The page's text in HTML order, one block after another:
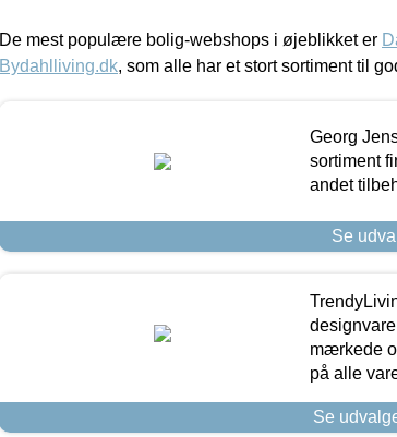
De mest populære bolig-webshops i øjeblikket er
Bydahlliving.dk, som alle har et stort sortiment til
Georg
sortiment
andet
Se
mærkede
på alle
Se